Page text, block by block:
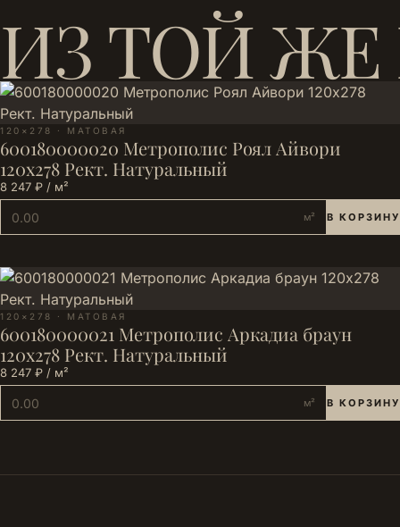
ИЗ ТОЙ ЖЕ
120×278 · МАТОВАЯ
600180000020 Метрополис Роял Айвори
120х278 Рект. Натуральный
8 247 ₽ / м²
м² В КОРЗИНУ
120×278 · МАТОВАЯ
600180000021 Метрополис Аркадиа браун
120х278 Рект. Натуральный
8 247 ₽ / м²
м² В КОРЗИНУ